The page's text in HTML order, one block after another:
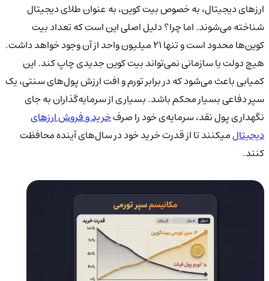
ارزهای دیجیتال، به خصوص بیت کوین، به عنوان طلای دیجیتال
شناخته می‌شوند. اما چرا؟ دلیل اصلی این است که تعداد بیت
کوین‌ها محدود است و تنها 21 میلیون واحد از آن وجود خواهد داشت.
هیچ دولت یا سازمانی نمی‌تواند بیت کوین جدیدی چاپ کند. این
کمیابی باعث می‌شود که در برابر تورم و افت ارزش پول‌های سنتی، یک
سپر دفاعی بسیار محکم باشد. بسیاری از سرمایه‌گذاران به جای
نگهداری پول نقد، سرمایه‌ی خود را صرفخرید و فروش ارزهای
دیجیتالمیکنند تا از قدرت خرید خود در سال‌های آینده محافظت
کنند.